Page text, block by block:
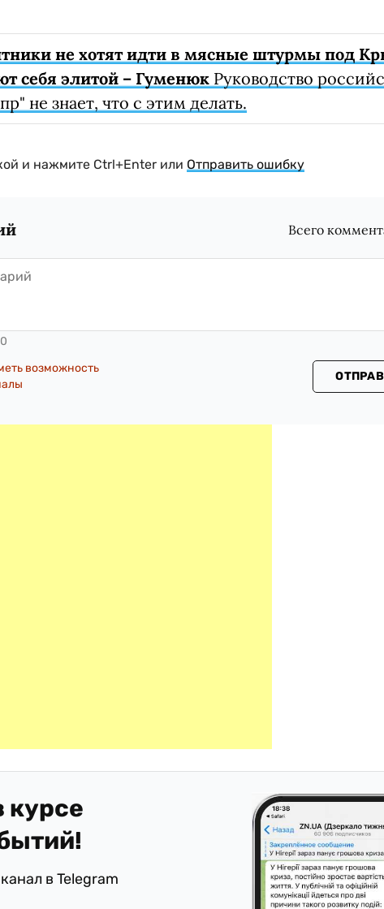
не хотят идти в мясные штурмы под
себя элитой – Гуменюк Руководство
не знает, что с этим делать.
и нажмите Ctrl+Enter или Отправить ошибку
Всего
возможность
курсе
в Telegram